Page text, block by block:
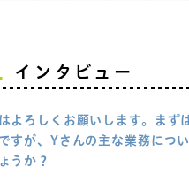
インタビュー
ろしくお願いします。まず
すが、Yさんの主な業務につ
うか？